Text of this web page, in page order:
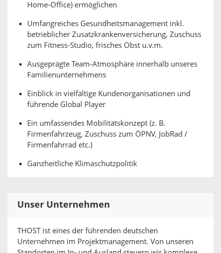
Home-Office) ermöglichen
Umfangreiches Gesundheitsmanagement inkl.
betrieblicher Zusatzkrankenversicherung, Zuschuss
zum Fitness-Studio, frisches Obst u.v.m.
Ausgeprägte Team-Atmosphäre innerhalb unseres
Familienunternehmens
Einblick in vielfältige Kundenorganisationen und
führende Global Player
Ein umfassendes Mobilitätskonzept (z. B.
Firmenfahrzeug, Zuschuss zum ÖPNV, JobRad /
Firmenfahrrad etc.)
Ganzheitliche Klimaschutzpolitik
Unser Unternehmen
THOST ist eines der führenden deutschen
Unternehmen im Projektmanagement. Von unseren